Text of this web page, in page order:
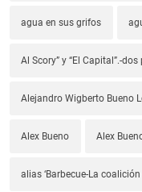
agua en sus grifos
Al Scory” y “El Capital”.-
Alejandro Wigberto Bueno
Alex Bueno Alex
alias ‘Barbecue-La